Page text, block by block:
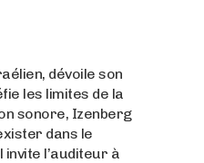
dévoile son
les limites de la
sonore, Izenberg
dans le
l’auditeur à